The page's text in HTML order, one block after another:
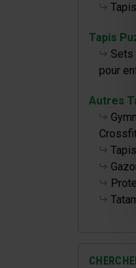
Tapis
Sets
pour
Autres